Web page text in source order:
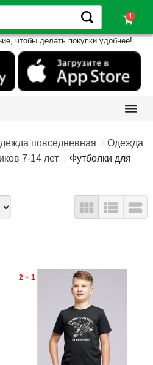
shopping_cart
чтобы делать покупки удобнее!

повседневная
Одежда
7-14 лет
Футболки для
  
2 + 1